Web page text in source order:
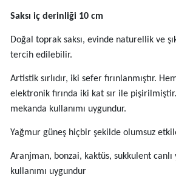
Saksı iç derinliği 10 cm
Doğal toprak saksı, evinde naturellik ve
tercih edilebilir.
Artistik sırlıdır, iki sefer fırınlanmıştır.
elektronik fırında iki kat sır ile
mekanda kullanımı uygundur.
Yağmur güneş hiçbir şekilde olumsuz
Aranjman, bonzai, kaktüs, sukkulent
kullanımı uygundur